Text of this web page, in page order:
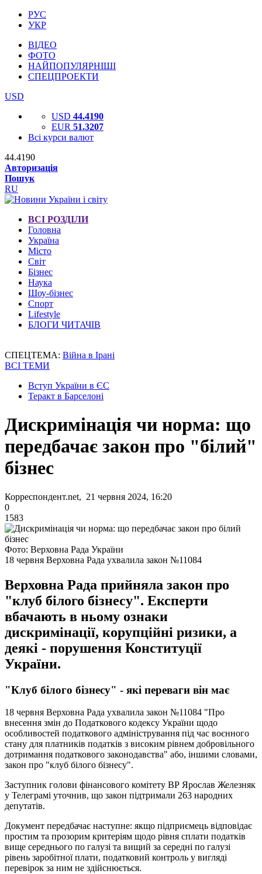
РУС
УКР
ВІДЕО
ФОТО
НАЙПОПУЛЯРНІШІ
СПЕЦПРОЕКТИ
USD
USD 44.4190
EUR 51.3207
Всі курси валют
44.4190
Авторизація
Пошук
RU
ВСІ РОЗДІЛИ
Головна
Україна
Місто
Світ
Бізнес
Наука
Шоу-бізнес
Спорт
Lifestyle
БЛОГИ ЧИТАЧІВ
СПЕЦТЕМА: Війна в Ірані
ВСІ ТЕМИ
Вступ України в ЄС
Теракт в Барселоні
Дискримінація чи норма: що
передбачає закон про "білий"
бізнес
Корреспондент.net, 21 червня 2024, 16:20
0
1583
Фото: Верховна Рада України
18 червня Верховна Рада ухвалила закон №11084
Верховна Рада прийняла закон про
"клуб білого бізнесу". Експерти
вбачають в ньому ознаки
дискримінації, корупційні ризики, а
деякі - порушення Конституції
України.
"Клуб білого бізнесу" - які переваги він має
18 червня Верховна Рада ухвалила закон №11084 "Про
внесення змін до Податкового кодексу України щодо
особливостей податкового адміністрування під час воєнного
стану для платників податків з високим рівнем добровільного
дотримання податкового законодавства" або, іншими словами,
закон про "клуб білого бізнесу".
Заступник голови фінансового комітету ВР Ярослав Железняк
у Телеграмі уточнив, що закон підтримали 263 народних
депутатів.
Документ передбачає наступне: якщо підприємець відповідає
простим та прозорим критеріям щодо рівня сплати податків
вище середнього по галузі та вищий за середні по галузі
рівень заробітної плати, податковий контроль у вигляді
перевірок за ним не здійснюється.